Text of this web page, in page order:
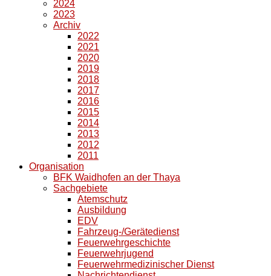
2024
2023
Archiv
2022
2021
2020
2019
2018
2017
2016
2015
2014
2013
2012
2011
Organisation
BFK Waidhofen an der Thaya
Sachgebiete
Atemschutz
Ausbildung
EDV
Fahrzeug-/Gerätedienst
Feuerwehrgeschichte
Feuerwehrjugend
Feuerwehrmedizinischer Dienst